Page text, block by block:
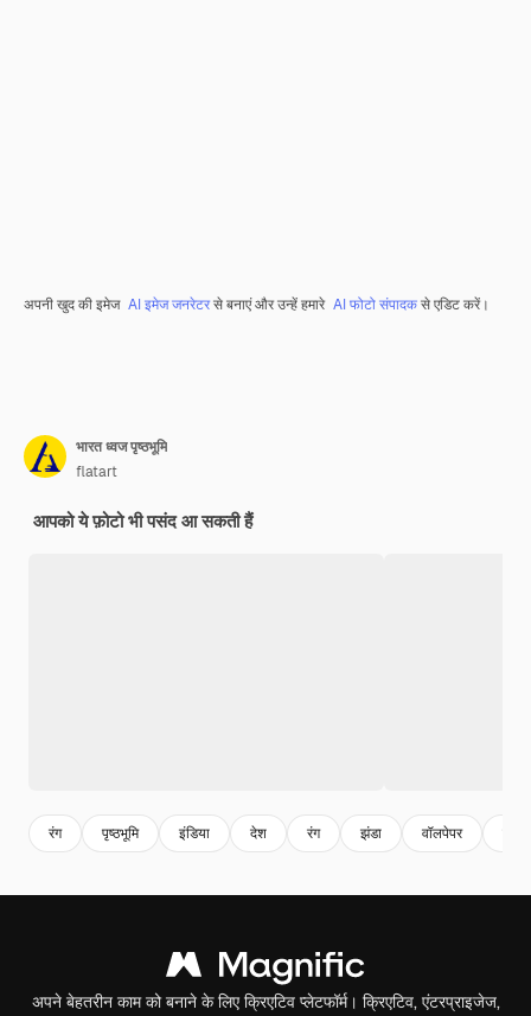
अपनी खुद की इमेज AI इमेज जनरेटरसे बनाएं और उन्हें हमारे AI फोटो संपादकसे एडिट करें।
भारत ध्वज पृष्ठभूमि
flatart
आपको ये फ़ोटो भी पसंद आ सकती हैं
रंग पृष्ठभूमि इंडिया देश रंग झंडा वॉलपेपर
अपने बेहतरीन काम को बनाने के लिए क्रिएटिव प्लेटफॉर्म। क्रिएटिव, एंटरप्राइजेज,